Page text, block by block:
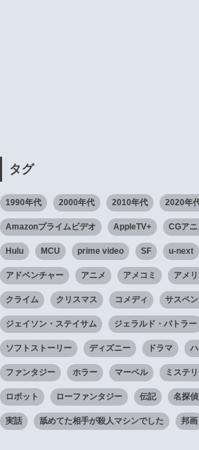
タグ
1990年代 2000年代 2010年代 2020年
Amazonプライムビデオ AppleTV+ CGアニ
Hulu MCU prime video SF u-next
アドベンチャー アニメ アメコミ アメ
クライム クリスマス コメディ サスペ
ジェイソン・ステイサム ジェラルド・バトラー
ソフトストーリー ディズニー ドラマ
ファンタジー ホラー マーベル ミステ
ロボット ローファンタジー 伝記 名探
実話 舐めてた相手が殺人マシンでした 邦画